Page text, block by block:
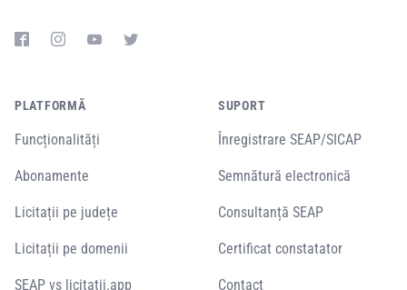
PLATFORMĂ
Funcționalități
Abonamente
Licitații pe județe
Licitații pe domenii
SEAP vs licitatii.app
SUPORT
Înregistrare SEAP/SICAP
Semnătură electronică
Consultanță SEAP
Certificat constatator
Contact